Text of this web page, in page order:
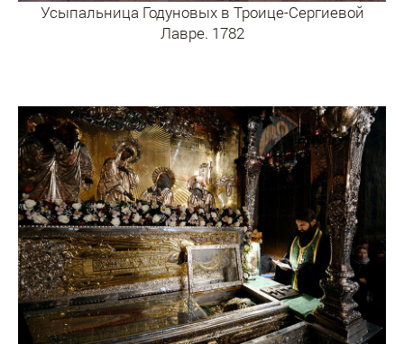
Усыпальница Годуновых в Троице-Сергиевой
Лавре. 1782